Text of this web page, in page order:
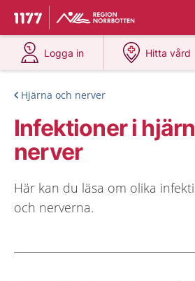
Till startsidan för 1177
Du har valt region
Logga in
på 1177.se
Hitta vård
på
Hjärna och nerver
Infektioner i
nerver
Här kan du läsa om olika
och nerverna.